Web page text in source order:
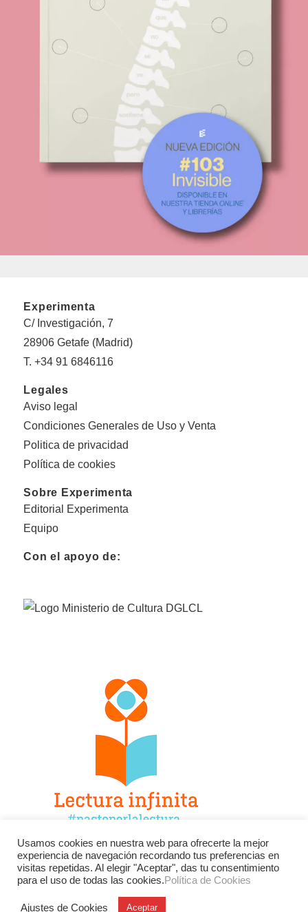
Experimenta
C/ Investigación, 7
28906 Getafe (Madrid)
T. +34 91 6846116
Legales
Aviso legal
Condiciones Generales de Uso y Venta
Politica de privacidad
Política de cookies
Sobre Experimenta
Editorial Experimenta
Equipo
Con el apoyo de:
Facebook Twitter
Instagram
YouTube
LinkedIn Contacto
Usamos cookies en nuestra web para ofrecerte la mejor
experiencia de navegación recordando tus preferencias en
visitas repetidas. Al elegir "Aceptar", das tu consentimiento
para el uso de todas las cookies.Política de Cookies
Ajustes de Cookies Aceptar